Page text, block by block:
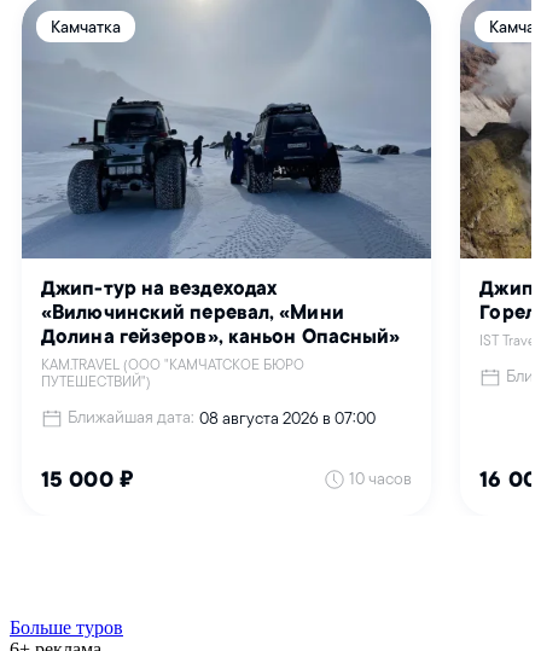
Больше туров